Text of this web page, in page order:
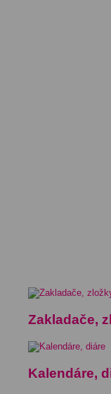
Zakladače,
Kalendáre,